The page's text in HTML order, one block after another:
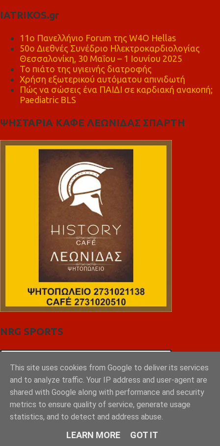
IATRIKOS.gr
11ο Πανελλήνιο Forum της W4O Hellas
50ο Διεθνές Συνέδριο Ηλεκτροκαρδιολογίας
Θεσσαλονίκη, 30 Μαΐου – 1 Ιουνίου 2025
Το πιάτο της υγιεινής διατροφής
Χρήση εξωτερικού αυτόματου απινιδωτή
Πώς να σώσεις ένα ΠΑΙΔΙ σε καρδιακή ανακοπή;
Paediatric BLS
ΨΗΣΤΑΡΙΑ ΚΑΦΕ ΛΕΩΝΙΔΑΣ ΣΠΑΡΤΗ
NRG SPORTS
This site uses cookies from Google to deliver its services
and to analyze traffic. Your IP address and user-agent are
shared with Google along with performance and security
metrics to ensure quality of service, generate usage
statistics, and to detect and address abuse.
LEARN MORE GOT IT